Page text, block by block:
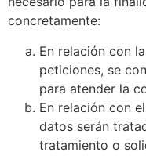
concretamente:
En relación con
peticiones, se
para atender la
En relación con
datos serán
tratamiento o